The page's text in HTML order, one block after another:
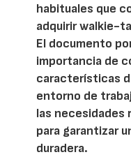
habituales que
adquirir walkie-
El documento
importancia de
características
entorno de
las necesidades
para garantizar
duradera.